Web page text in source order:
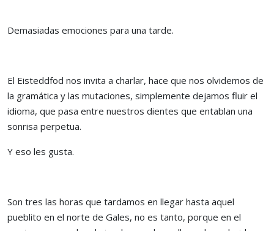
Demasiadas emociones para una tarde.
El Eisteddfod nos invita a charlar, hace que nos olvidemos de
la gramática y las mutaciones, simplemente dejamos fluir el
idioma, que pasa entre nuestros dientes que entablan una
sonrisa perpetua.
Y eso les gusta.
Son tres las horas que tardamos en llegar hasta aquel
pueblito en el norte de Gales, no es tanto, porque en el